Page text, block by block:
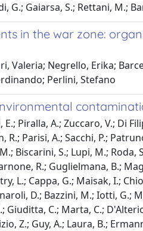
G.; Gaiarsa, S.; Rettani, M.;
in the war zone:
Valeria; Negrello, Erika;
Perlini, Stefano
Piralla, A.; Zuccaro, V.; Di
R.; Parisi, A.; Sacchi, P.;
Biscarini, S.; Lupi, M.; Roda,
R.; Guglielmana, B.;
L.; Cappa, G.; Maisak, I.;
D.; Bazzini, M.; Iotti, G.;
Giuditta, C.; Marta, C.;
Z.; Guy, A.; Laura, B.;